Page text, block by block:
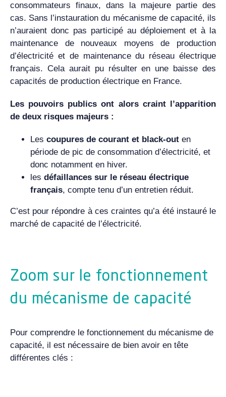
consommateurs finaux, dans la majeure partie des
cas. Sans l’instauration du mécanisme de capacité, ils
n’auraient donc pas participé au déploiement et à la
maintenance de nouveaux moyens de production
d’électricité et de maintenance du réseau électrique
français. Cela aurait pu résulter en une baisse des
capacités de production électrique en France.
Les pouvoirs publics ont alors craint l’apparition
de deux risques majeurs :
Les coupures de courant et black-outen
période de pic de consommation d’électricité, et
donc notamment en hiver.
les défaillances sur le réseau électrique
français, compte tenu d’un entretien réduit.
C’est pour répondre à ces craintes qu’a été instauré le
marché de capacité de l’électricité.
Zoom sur le fonctionnement
du mécanisme de capacité
Pour comprendre le fonctionnement du mécanisme de
capacité, il est nécessaire de bien avoir en tête
différentes clés :